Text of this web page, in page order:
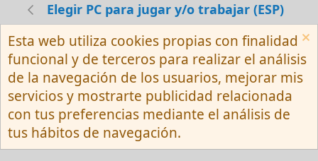
Elegir PC para jugar y/o trabajar (ESP)
Español (Neutro) Tu
Contactarnos
Términos y reglas
Privacy policy
Ayuda
R
S
S
Community platform by XenForo ® © 2010-
2026 XenForo Ltd.
Esta web utiliza cookies propias con finalidad
funcional y de terceros para realizar el análisis
de la navegación de los usuarios, mejorar mis
servicios y mostrarte publicidad relacionada
con tus preferencias mediante el análisis de
tus hábitos de navegación.